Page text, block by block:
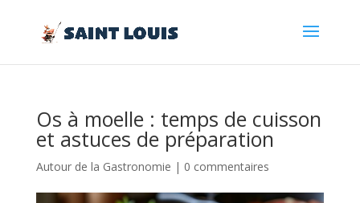
Os à moelle : temps de cuisson
et astuces de préparation
Autour de la Gastronomie | 0 commentaires